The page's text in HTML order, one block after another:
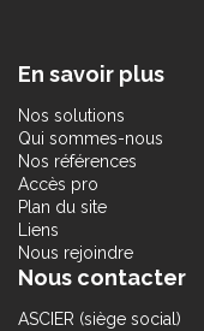
En savoir plus
Nos solutions
Qui sommes-nous
Nos références
Accès pro
Plan du site
Liens
Nous rejoindre
Nous contacter
ASCIER (siège social)